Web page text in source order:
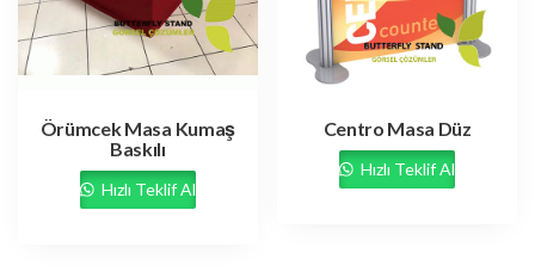
Örümcek Masa Kumaş
Baskılı
Hızlı Teklif Al
Centro Masa Düz
Hızlı Teklif Al